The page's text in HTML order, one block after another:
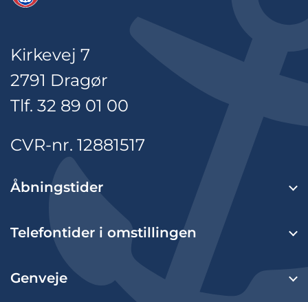
Kirkevej 7
2791 Dragør
Tlf. 32 89 01 00
CVR-nr. 12881517
Åbningstider
Telefontider i omstillingen
Genveje